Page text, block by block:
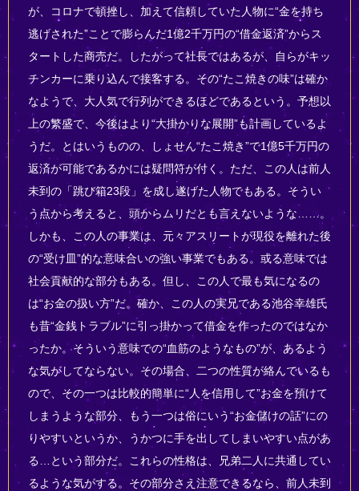
が、コロナで頓挫し、加えて信頼していた人物に“金を持ち
逃げされた”ことで膨らんだ1億2千万円の“借金返済”からス
タートした商売だ。したがって社長ではあるが、自らがキッ
チンカーに乗り込んで接客する。その“たこ焼きの味”は確か
なようで、大人気で行列ができるほどであるという。予想以
上の繁盛で、今後はより“大掛かりな展開”も計画しているよ
うだ。とはいうものの、しょせん“たこ焼き”で1億5千万円の
返済が可能であるかには疑問符が付く。ただ、この人は前人
未到の「跳び箱23段」を成し遂げた人物でもある。そうい
う点から考えると、頭からムリだとも言えないような……。
しかも、この人の事業は、元々アスリートが現役を離れた後
の“受け皿”的な意味合いの強い事業でもある。或る意味では
社会貢献的な部分もある。但し、この人で最も気になるの
は“お金の扱い方”だ。確か、この人の実兄である池谷幸雄氏
も昔“金銭トラブル”に引っ掛かって借金を作ったのではなか
ったか。そういう意味での“血筋のようなもの”が、あるよう
な気がしてならない。その場合、二つの性質が絡んでいるも
ので、その一つは比較的簡単に“人を信用して”お金を預けて
しまうような部分、もう一つは俗にいう“お金儲けの話”にの
りやすいというか、うかつに手を出してしまいやすい点があ
る…という部分だ。これらの性格は、兄弟二人に共通してい
るような気がする。その部分さえ注意できるなら、前人未到